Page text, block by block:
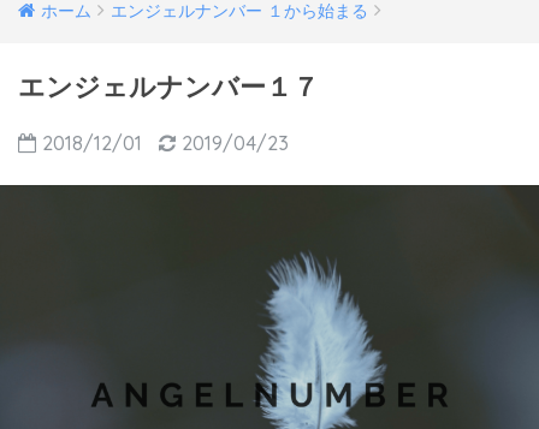
ホーム エンジェルナンバー １から始まる
エンジェルナンバー１７
2018/12/01 2019/04/23